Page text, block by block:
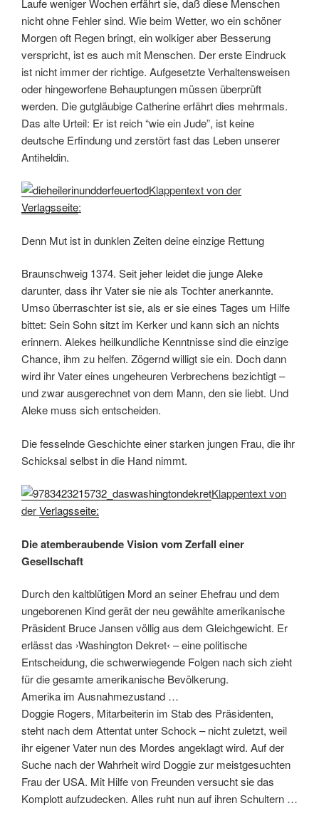
Laufe weniger Wochen erfährt sie, daß diese Menschen
nicht ohne Fehler sind. Wie beim Wetter, wo ein schöner
Morgen oft Regen bringt, ein wolkiger aber Besserung
verspricht, ist es auch mit Menschen. Der erste Eindruck
ist nicht immer der richtige. Aufgesetzte Verhaltensweisen
oder hingeworfene Behauptungen müssen überprüft
werden. Die gutgläubige Catherine erfährt dies mehrmals.
Das alte Urteil: Er ist reich “wie ein Jude”, ist keine
deutsche Erfindung und zerstört fast das Leben unserer
Antiheldin.
Klappentext von der
Verlagsseite:
Denn Mut ist in dunklen Zeiten deine einzige Rettung
Braunschweig 1374. Seit jeher leidet die junge Aleke
darunter, dass ihr Vater sie nie als Tochter anerkannte.
Umso überraschter ist sie, als er sie eines Tages um Hilfe
bittet: Sein Sohn sitzt im Kerker und kann sich an nichts
erinnern. Alekes heilkundliche Kenntnisse sind die einzige
Chance, ihm zu helfen. Zögernd willigt sie ein. Doch dann
wird ihr Vater eines ungeheuren Verbrechens bezichtigt –
und zwar ausgerechnet von dem Mann, den sie liebt. Und
Aleke muss sich entscheiden.
Die fesselnde Geschichte einer starken jungen Frau, die ihr
Schicksal selbst in die Hand nimmt.
Klappentext von
derVerlagsseite:
Die atemberaubende Vision vom Zerfall einer
Gesellschaft
Durch den kaltblütigen Mord an seiner Ehefrau und dem
ungeborenen Kind gerät der neu gewählte amerikanische
Präsident Bruce Jansen völlig aus dem Gleichgewicht. Er
erlässt das ›Washington Dekret‹ – eine politische
Entscheidung, die schwerwiegende Folgen nach sich zieht
für die gesamte amerikanische Bevölkerung.
Amerika im Ausnahmezustand …
Doggie Rogers, Mitarbeiterin im Stab des Präsidenten,
steht nach dem Attentat unter Schock – nicht zuletzt, weil
ihr eigener Vater nun des Mordes angeklagt wird. Auf der
Suche nach der Wahrheit wird Doggie zur meistgesuchten
Frau der USA. Mit Hilfe von Freunden versucht sie das
Komplott aufzudecken. Alles ruht nun auf ihren Schultern …